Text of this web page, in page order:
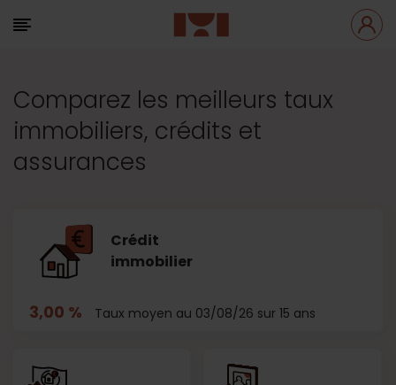
Comparez les meilleurs taux
immobiliers, crédits et
assurances
Crédit
immobilier
3,00 % Taux moyen au 03/08/26 sur 15 ans